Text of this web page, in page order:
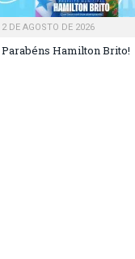
2 DE AGOSTO DE 2026
Parabéns Hamilton Brito!